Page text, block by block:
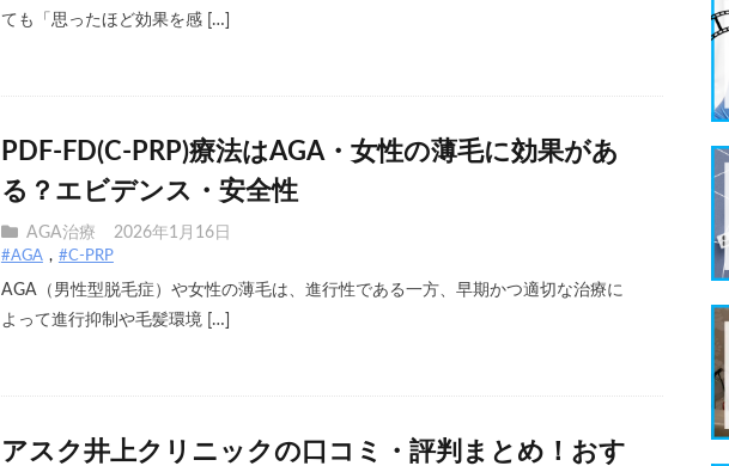
ても「思ったほど効果を感 […]
PDF-FD(C-PRP)療法はAGA・女性の薄毛に効果があ
る？エビデンス・安全性
AGA治療 2026年1月16日
#AGA #C-PRP
AGA（男性型脱毛症）や女性の薄毛は、進行性である一方、早期かつ適切な治療に
よって進行抑制や毛髪環境 […]
アスク井上クリニックの口コミ・評判まとめ！おす